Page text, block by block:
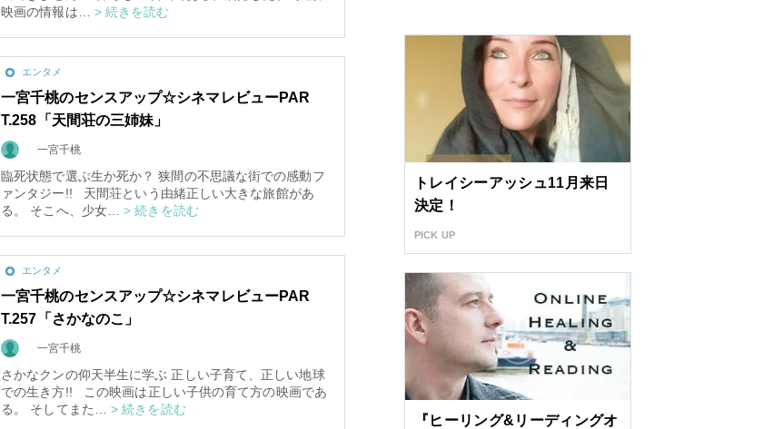
映画の情報は… > 続きを読む
エンタメ
一宮千桃のセンスアップ☆シネマレビューPAR
T.258「天間荘の三姉妹」
一宮千桃
臨死状態で選ぶ生か死か？ 狭間の不思議な街での感動フ
ァンタジー!! 天間荘という由緒正しい大きな旅館があ
る。 そこへ、少女…> 続きを読む
エンタメ
一宮千桃のセンスアップ☆シネマレビューPAR
T.257「さかなのこ」
一宮千桃
さかなクンの仰天半生に学ぶ 正しい子育て、正しい地球
での生き方!! この映画は正しい子供の育て方の映画であ
る。 そしてまた… > 続きを読む
トレイシーアッシュ11月来日
決定！
PICK UP
『ヒーリング&リーディングオ